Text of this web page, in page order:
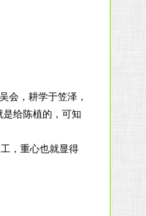
会，耕学于笠泽，
给陈植的，可知
，重心也就显得